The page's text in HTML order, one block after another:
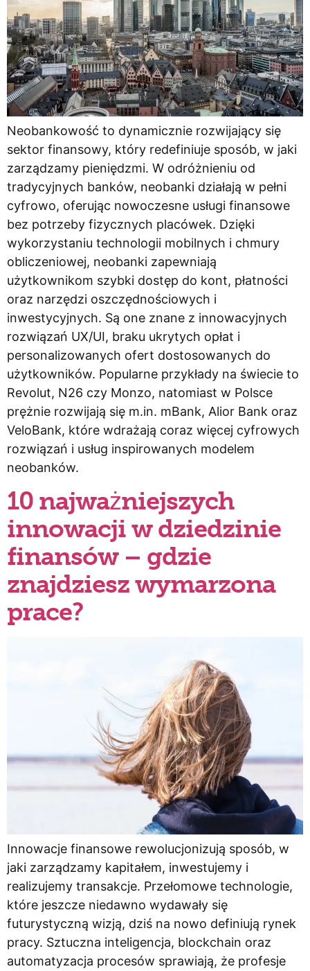
Neobankowość to dynamicznie rozwijający się
sektor finansowy, który redefiniuje sposób, w jaki
zarządzamy pieniędzmi. W odróżnieniu od
tradycyjnych banków, neobanki działają w pełni
cyfrowo, oferując nowoczesne usługi finansowe
bez potrzeby fizycznych placówek. Dzięki
wykorzystaniu technologii mobilnych i chmury
obliczeniowej, neobanki zapewniają
użytkownikom szybki dostęp do kont, płatności
oraz narzędzi oszczędnościowych i
inwestycyjnych. Są one znane z innowacyjnych
rozwiązań UX/UI, braku ukrytych opłat i
personalizowanych ofert dostosowanych do
użytkowników. Popularne przykłady na świecie to
Revolut, N26 czy Monzo, natomiast w Polsce
prężnie rozwijają się m.in. mBank, Alior Bank oraz
VeloBank, które wdrażają coraz więcej cyfrowych
rozwiązań i usług inspirowanych modelem
neobanków.
10 najważniejszych
innowacji w dziedzinie
finansów – gdzie
znajdziesz wymarzona
prace?
Innowacje finansowe rewolucjonizują sposób, w
jaki zarządzamy kapitałem, inwestujemy i
realizujemy transakcje. Przełomowe technologie,
które jeszcze niedawno wydawały się
futurystyczną wizją, dziś na nowo definiują rynek
pracy. Sztuczna inteligencja, blockchain oraz
automatyzacja procesów sprawiają, że profesje